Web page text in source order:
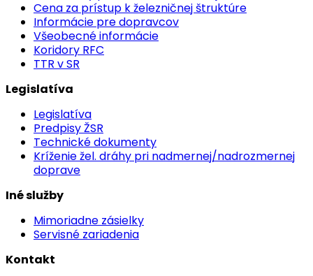
Cena za prístup k železničnej štruktúre
Informácie pre dopravcov
Všeobecné informácie
Koridory RFC
TTR v SR
Legislatíva
Legislatíva
Predpisy ŽSR
Technické dokumenty
Kríženie žel. dráhy pri nadmernej/nadrozmernej
doprave
Iné služby
Mimoriadne zásielky
Servisné zariadenia
Kontakt